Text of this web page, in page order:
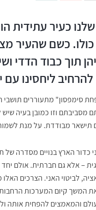
כעיר עתידית
כשם שהעיר
תוך כבוד הדדי
להרחיב ליחסינו
סימפסון" מתעוררים תושבי
מסביבתם וזו כמובן בעיה
תישאר מבודדת. על מנת
כדור הארץ בנויים מסדרה של
– אלא גם חברתית. אולם
לביטוי האני. הצרכים
המשך קיום המערכות הרחבות
והמאמצים להפחית אותה